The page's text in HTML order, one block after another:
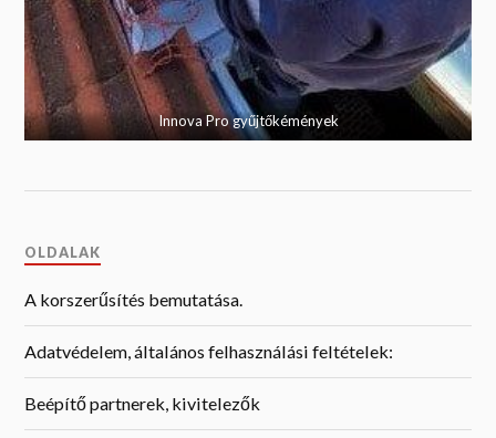
Innova Pro gyűjtőkémények
OLDALAK
A korszerűsítés bemutatása.
Adatvédelem, általános felhasználási feltételek:
Beépítő partnerek, kivitelezők